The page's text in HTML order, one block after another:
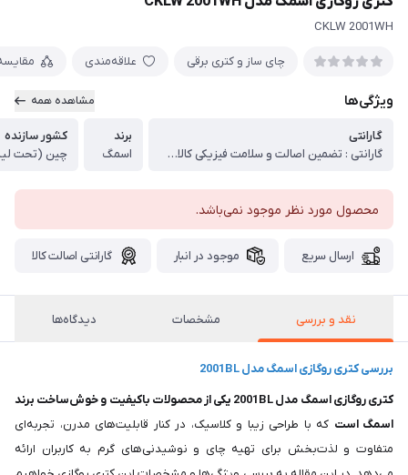
CKLW 2001WH
چای ساز و کتری برقی علاقه‌مندی
ویژگی‌ها مشاهده همه
گارانتی
گارانتی : تضمین اصالت و سلامت فیزیکی کالا (اورجینال)
برند
اسمگ
کشور سازنده
چین (تحت
محصول مورد نظر موجود نمی‌باشد.
ارسال سریع موجود در انبار گارانتی اصالت کالا
نقد و بررسی مشخصات دیدگاه‌ها
بررسی کتری روگازی اسمگ مدل 2001BL
کتری روگازی اسمگ مدل 2001BL یکی از محصولات باکیفیت و خوش‌ساخت برند
اسمگ است که با طراحی زیبا و کلاسیک، در کنار قابلیت‌های مدرن، تجربه‌ای
متفاوت و لذت‌بخش برای تهیه چای و نوشیدنی‌های گرم به کاربران ارائه